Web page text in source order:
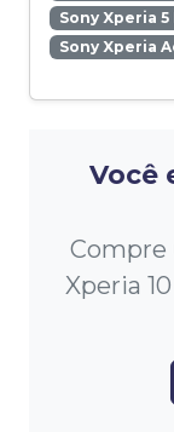
Sony Xperia 5
Sony Xperia
Você
Compre
Xperia